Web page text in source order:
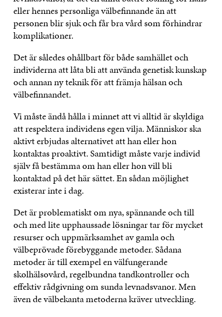
eller hennes personliga välbefinnande än att
personen blir sjuk och får bra vård som förhindrar
komplikationer.
Det är således ohållbart för både samhället och
individerna att låta bli att använda genetisk kunskap
och annan ny teknik för att främja hälsan och
välbefinnandet.
Vi måste ändå hålla i minnet att vi alltid är skyldiga
att respektera individens egen vilja. Människor ska
aktivt erbjudas alternativet att han eller hon
kontaktas proaktivt. Samtidigt måste varje individ
själv få bestämma om han eller hon vill bli
kontaktad på det här sättet. En sådan möjlighet
existerar inte i dag.
Det är problematiskt om nya, spännande och till
och med lite upphaussade lösningar tar för mycket
resurser och uppmärksamhet av gamla och
välbeprövade förebyggande metoder. Sådana
metoder är till exempel en välfungerande
skolhälsovård, regelbundna tandkontroller och
effektiv rådgivning om sunda levnadsvanor. Men
även de välbekanta metoderna kräver utveckling.